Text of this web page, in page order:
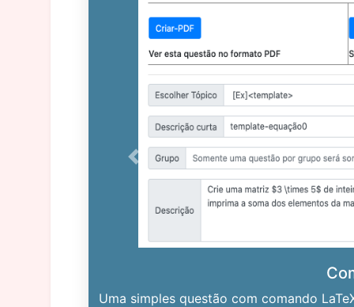
Uma simples questão com comando
Previous